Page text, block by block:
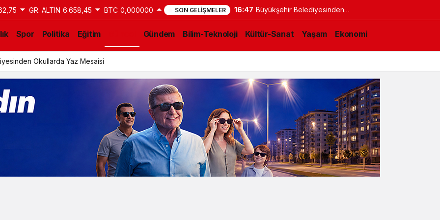
GR. ALTIN 6.658,45 BTC 0,000000 SON GELIŞMELER 16:47 Büyükşehir Belediyesinden
Okullarda Yaz Mesaisi
Spor Politika Eğitim Gündem Bilim-Teknoloji Kültür-Sanat Yaşam Ekonomi
Okullarda Yaz Mesaisi